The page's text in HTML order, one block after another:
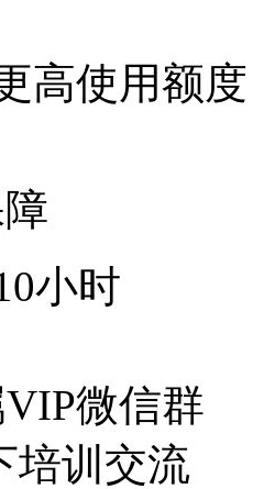
高使用额度
小时
微信群
培训交流